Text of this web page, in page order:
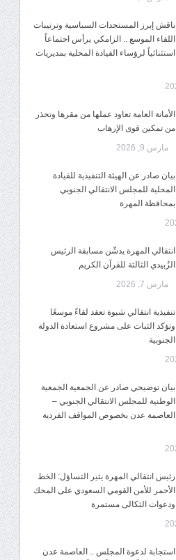
ناقش إبرز المستجدات السياسية وترتيبات
اللقاء الموسع .. الزامكي يرأس اجتماعاً
استثنائياً لرؤساء القيادة المحلية بمديريات
الأمانة العامة تعاود عملها من مقرها وتحذر
من تمكين قوى الإرهاب
مارس 9, 2026
بيان صادر عن الهيئة التنفيذية للقيادة
المحلية للمجلس الانتقالي الجنوبي
بمحافظة المهرة
انتقالي المهرة يدشّن مسابقة الرئيس
الزُبيدي الثالثة للقرآن الكريم
مارس 7, 2026
تنفيذية انتقالي شبوة تعقد لقاءً موسعًا
وتؤكد الثبات على مشروع استعادة الدولة
الجنوبية
بيان توضيحي صادر عن الجمعية الجمعية
الوطنية للمجلس الانتقالي الجنوبي –
العاصمة عدن بخصوص المواقف الفردية
رئيس انتقالي المهرة يثير التساؤل: الخط
الأحمر للأمن القومي السعودي على المحك
ودعوات الثكالى مستمرة
استجابة لدعوة المجلس .. العاصمة عدن